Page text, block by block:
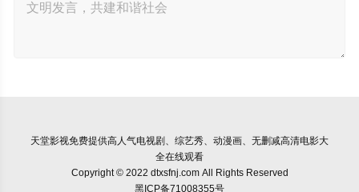
天堂影视免费提供高人气电视剧、综艺秀、动漫画、无删减高清电影大
全在线观看
Copyright © 2022 dtxsfnj.com All Rights Reserved
黑ICP备71008355号